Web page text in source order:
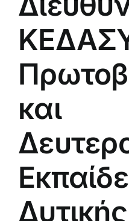
και
Δυτικής